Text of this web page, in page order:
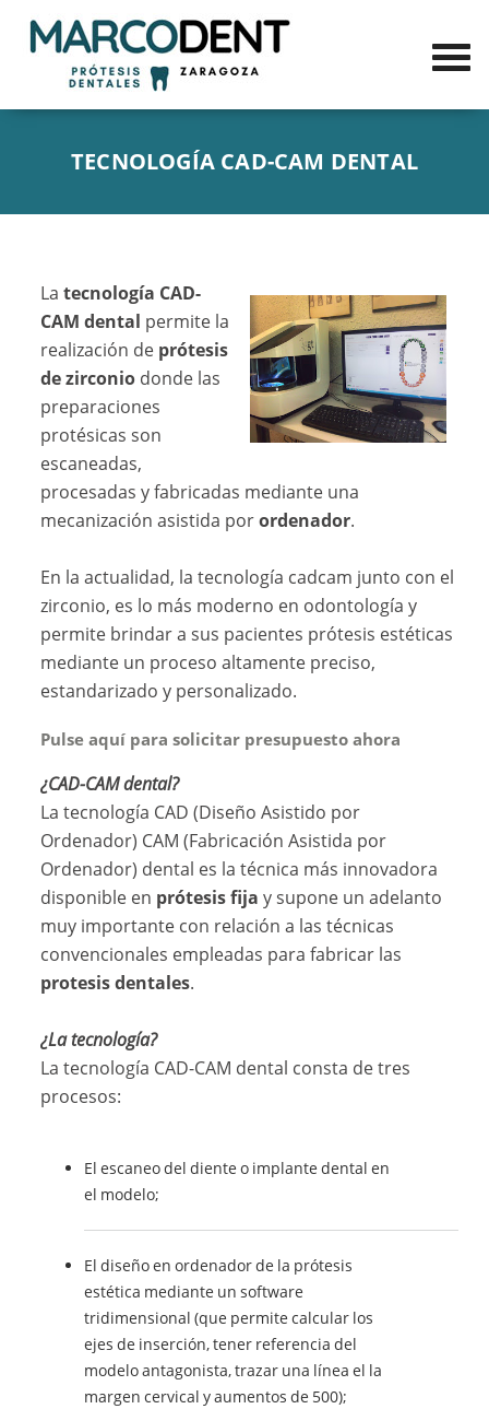
TECNOLOGÍA CAD-CAM DENTAL
Latecnología CAD-
CAM dental permite la
realización de prótesis
de zirconio donde las
preparaciones
protésicas son
escaneadas,
procesadas y fabricadas mediante una
mecanización asistida porordenador.
En la actualidad, la tecnología cadcam junto con el
zirconio, es lo más moderno en odontología y
permite brindar a sus pacientes prótesis estéticas
mediante un proceso altamente preciso,
estandarizado y personalizado.
Pulse aquí para solicitar presupuesto ahora
¿CAD-CAM dental?
La tecnología CAD (Diseño Asistido por
Ordenador) CAM (Fabricación Asistida por
Ordenador) dental es la técnica más innovadora
disponible en prótesis fijay supone un adelanto
muy importante con relación a las técnicas
convencionales empleadas para fabricar las
protesis dentales.
¿La tecnología?
La tecnología CAD-CAM dental consta de tres
procesos:
El escaneo del diente o implante dental en
el modelo;
El diseño en ordenador de la prótesis
estética mediante un software
tridimensional (que permite calcular los
ejes de inserción, tener referencia del
modelo antagonista, trazar una línea el la
margen cervical y aumentos de 500);